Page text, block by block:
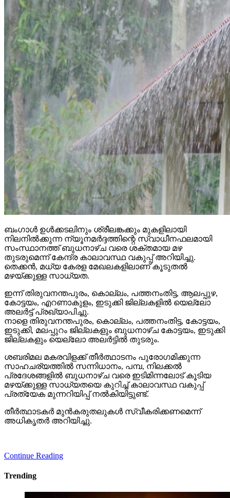
ബംഗാള്‍ ഉള്‍ക്കടലിനും ശ്രീലങ്കക്കും മുകളിലായി
നിലനില്‍ക്കുന്ന ന്യൂനമര്‍ദ്ദത്തിന്റെ സ്വാധീനഫലമായി
സംസ്ഥാനത്ത് ബുധനാഴ്ച വരെ ശക്തമായ മഴ
തുടരുമെന്ന് കേന്ദ്ര കാലാവസ്ഥ വകുപ്പ് അറിയിച്ചു.
തെക്കന്‍, മധ്യ കേരള മേഖലകളിലാണ് കൂടുതല്‍
മഴയ്ക്കുള്ള സാധ്യത.
ഇന്ന് തിരുവനന്തപുരം, കൊല്ലം, പത്തനംതിട്ട, ആലപ്പുഴ,
കോട്ടയം, എറണാകുളം, ഇടുക്കി ജില്ലകളില്‍ യെല്ലോ
അലര്‍ട്ട് പ്രഖ്യാപിച്ചു.
നാളെ തിരുവനന്തപുരം, കൊല്ലം, പത്തനംതിട്ട, കോട്ടയം,
ഇടുക്കി, മലപ്പുറം ജില്ലകളും ബുധനാഴ്ച കോട്ടയം, ഇടുക്കി
ജില്ലകളും യെല്ലോ അലര്‍ട്ടില്‍ തുടരും.
ശബരിമല മകരവിളക്ക് തീര്‍ത്ഥാടനം പുരോഗമിക്കുന്ന
സാഹചര്യത്തില്‍ സന്നിധാനം, പമ്പ, നിലക്കല്‍
പ്രദേശങ്ങളില്‍ ബുധനാഴ്ച വരെ ഇടിമിന്നലോട് കൂടിയ
മഴയ്ക്കുള്ള സാധ്യതയെ കുറിച്ച് കാലാവസ്ഥ വകുപ്പ്
പ്രത്യേക മുന്നറിയിപ്പ് നല്‍കിയിട്ടുണ്ട്.
തീര്‍ത്ഥാടകര്‍ മുന്‍കരുതലുകള്‍ സ്വീകരിക്കണമെന്ന്
അധികൃതര്‍ അറിയിച്ചു.
Continue Reading
Trending